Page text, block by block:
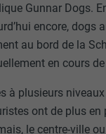
Gunnar Dogs.
encore, dogs
au bord de la
en cours
à plusieurs
ont de plus
le centre-ville
essentiel au
pour les cookies. Il
par Google Analytics
d'autres informations
combien de
ex. 10 ou 20) et si le